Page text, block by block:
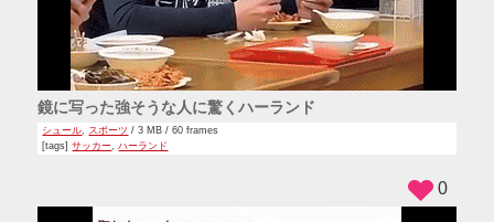
鏡に写った強そうな人に驚くハーランド
シュール スポーツ / 3 MB / 60 frames
[tags]サッカー,ハーランド
0